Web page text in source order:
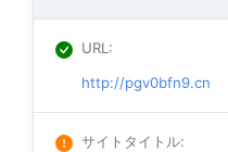
URL:
http://pgv0bfn9.cn
サイトタイトル: